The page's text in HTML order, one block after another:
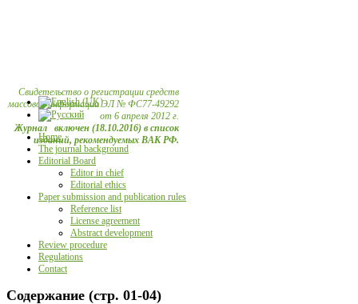
Свидетельство о регистрации средств
массовой информации ЭЛ № ФС77-49292
от 6 апреля 2012 г.
Журнал включен (18.10.2016) в список
изданий, рекомендуемых ВАК РФ.
Home
The journal background
Editorial Board
Editor in chief
Editorial ethics
Paper submission and publication rules
Reference list
License agreement
Abstract development
Review procedure
Regulations
Contact
Содержание (стр. 01-04)